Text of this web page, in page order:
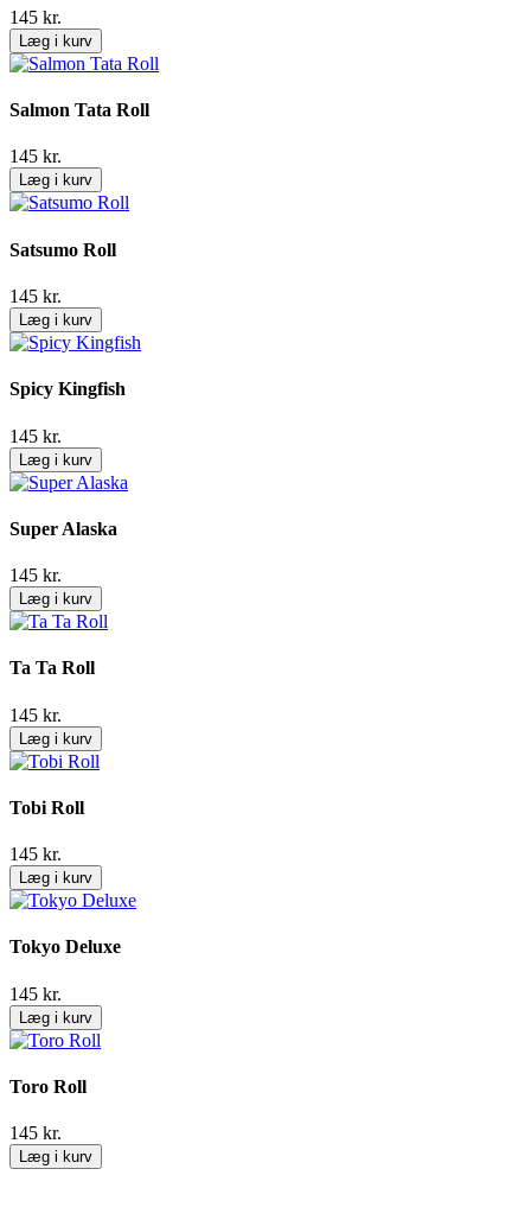
145 kr.
Læg i kurv
Salmon Tata Roll
145 kr.
Læg i kurv
Satsumo Roll
145 kr.
Læg i kurv
Spicy Kingfish
145 kr.
Læg i kurv
Super Alaska
145 kr.
Læg i kurv
Ta Ta Roll
145 kr.
Læg i kurv
Tobi Roll
145 kr.
Læg i kurv
Tokyo Deluxe
145 kr.
Læg i kurv
Toro Roll
145 kr.
Læg i kurv